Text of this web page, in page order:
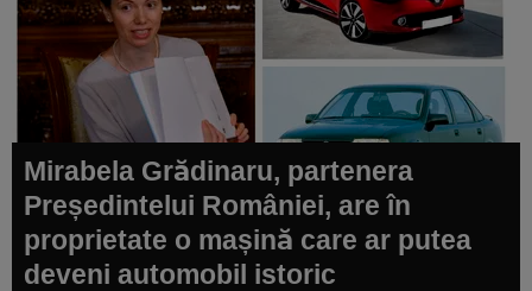
Mirabela Grădinaru, partenera
Președintelui României, are în
proprietate o mașină care ar putea
deveni automobil istoric